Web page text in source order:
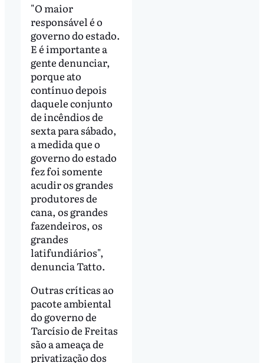
"O maior
responsável é o
governo do estado.
E é importante a
gente denunciar,
porque ato
contínuo depois
daquele conjunto
de incêndios de
sexta para sábado,
a medida que o
governo do estado
fez foi somente
acudir os grandes
produtores de
cana, os grandes
fazendeiros, os
grandes
latifundiários",
denuncia Tatto.
Outras críticas ao
pacote ambiental
do governo de
Tarcísio de Freitas
são a ameaça de
privatização dos